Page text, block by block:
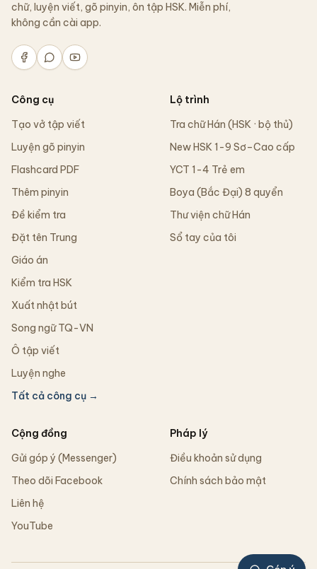
chữ, luyện viết, gõ pinyin, ôn tập HSK. Miễn phí,
không cần cài app.
Công cụ
Tạo vở tập viết
Luyện gõ pinyin
Flashcard PDF
Thêm pinyin
Đề kiểm tra
Đặt tên Trung
Giáo án
Kiểm tra HSK
Xuất nhật bút
Song ngữ TQ-VN
Ô tập viết
Luyện nghe
Tất cả công cụ →
Lộ trình
Tra chữ Hán (HSK · bộ thủ)
New HSK 1-9 Sơ–Cao cấp
YCT 1-4 Trẻ em
Boya (Bắc Đại) 8 quyển
Thư viện chữ Hán
Sổ tay của tôi
Cộng đồng
Gửi góp ý (Messenger)
Theo dõi Facebook
Liên hệ
YouTube
Pháp lý
Điều khoản sử dụng
Chính sách bảo mật